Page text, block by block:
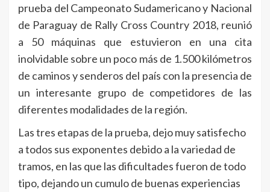
prueba del Campeonato Sudamericano y Nacional
de Paraguay de Rally Cross Country 2018, reunió
a 50 máquinas que estuvieron en una cita
inolvidable sobre un poco más de 1.500 kilómetros
de caminos y senderos del país con la presencia de
un interesante grupo de competidores de las
diferentes modalidades de la región.
Las tres etapas de la prueba, dejo muy satisfecho
a todos sus exponentes debido a la variedad de
tramos, en las que las dificultades fueron de todo
tipo, dejando un cumulo de buenas experiencias